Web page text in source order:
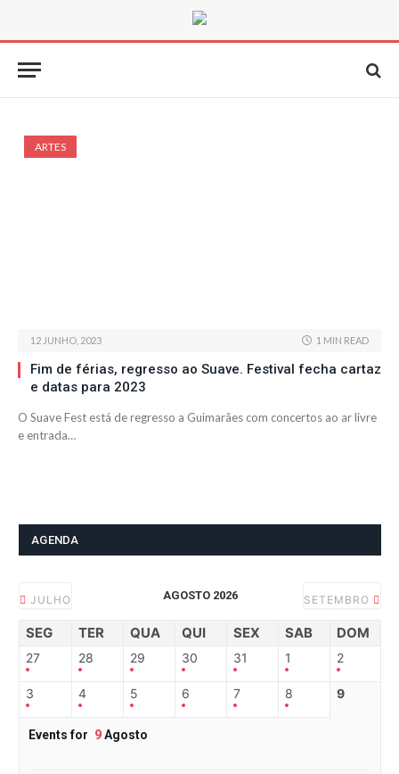
ARTES
12 JUNHO, 2023 1 MIN READ
Fim de férias, regresso ao Suave. Festival fecha cartaz
e datas para 2023
O Suave Fest está de regresso a Guimarães com concertos ao ar livre
e entrada…
AGENDA
JULHO AGOSTO 2026 SETEMBRO
SEG TER QUA QUI SEX SAB DOM
27 28 29 30 31 1 2
3 4 5 6 7 8 9
Events for 9Agosto